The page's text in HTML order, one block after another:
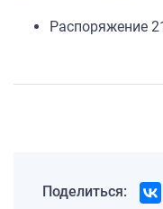
Распоряжение
Поделиться: